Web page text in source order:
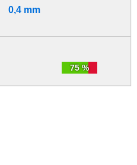
0,4 mm
75 %